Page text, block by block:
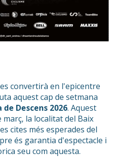
es convertirà en l'epicentre
aquest cap de setmana
Descens 2026. Aquest
la localitat del Baix
cites més esperades del
és garantia d'espectacle i
seu com aquesta.